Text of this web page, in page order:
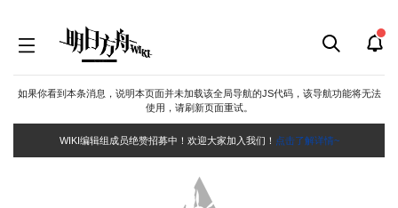
如果你看到本条消息，说明本页面并未加载该全局导航的JS代码，该导航功能将无法
使用，请刷新页面重试。
WIKI编辑组成员绝赞招募中！欢迎大家加入我们！ 点击了解详情~